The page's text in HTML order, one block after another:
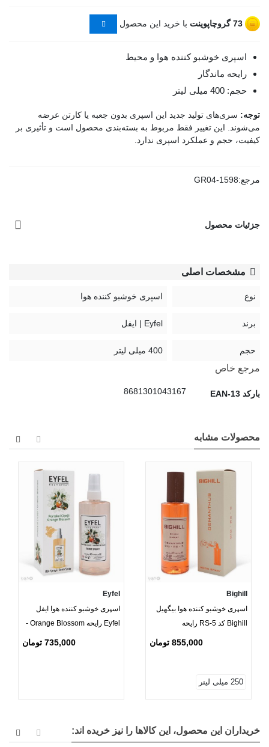
73گروچاپوینت با خرید این محصول
اسپری خوشبو کننده هوا و محیط
رایحه ماندگار
حجم: 400 میلی لیتر
توجه: سری‌های تولید جدید این اسپری بدون جعبه یا کارتن عرضه
می‌شوند. این تغییر فقط مربوط به بسته‌بندی محصول است و تأثیری بر
کیفیت، حجم و عملکرد اسپری ندارد.
مرجع:GR04-1598
جزئیات محصول
مشخصات اصلی
نوع اسپری خوشبو کننده هوا
برند Eyfel | ایفل
حجم 400 میلی لیتر
مرجع خاص
بارکد EAN-13 8681301043167
محصولات مشابه
Bighill
اسپری خوشبو کننده هوا بیگهیل
Bighill کد RS-5 رایحه
855,000 تومان
250 میلی لیتر
Eyfel
اسپری خوشبو کننده هوا ایفل
Eyfel رایحه Orange Blossom -
735,000 تومان
خریداران این محصول، این کالاها را نیز خریده اند: